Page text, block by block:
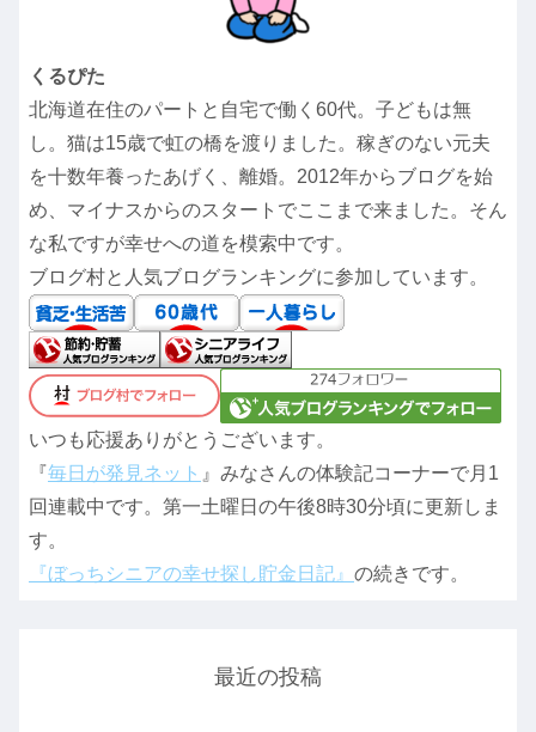
くるぴた
北海道在住のパートと自宅で働く60代。子どもは無
し。猫は15歳で虹の橋を渡りました。稼ぎのない元夫
を十数年養ったあげく、離婚。2012年からブログを始
め、マイナスからのスタートでここまで来ました。そん
な私ですが幸せへの道を模索中です。
ブログ村と人気ブログランキングに参加しています。
いつも応援ありがとうございます。
『毎日が発見ネット 』みなさんの体験記コーナーで月1
回連載中です。第一土曜日の午後8時30分頃に更新しま
す。
『ぼっちシニアの幸せ探し貯金日記』 の続きです。
最近の投稿